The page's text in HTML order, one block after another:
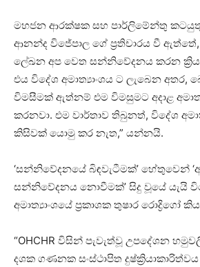
මහජන ආරක්ෂක සහ පාර්ලිමේන්තු කටයුතු
ආනන්ද විජේපාල ගේ ප්‍රතිචාරය වී
ලේඛන අප වෙත සන්නිවේදනය කරන
එය විදේශ අමාත්‍යාංශය ට ලැබෙන අතර,
විමසීමක් ඇත්නම් එම විමසුමට අදාළ
කරනවා. එම වාර්තාව තිබුනත්, විදේශ
කිසිවක් යොමු කර නැත,” යන්නයි.
‘සන්නිවේදනයේ බිඳවැටීමක්’ හේතුවෙන්
සන්නිවේදනය නොවීමක්’ සිදු වූයේ යැයි
අමාත්‍යාංශයේ ප්‍රකාශක තුෂාර රොද්‍රිගෝ
“OHCHR විසින් පැවැත්වූ උපදේශන
දශක ගණනක සංස්ථාපිත